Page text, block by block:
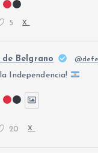
5 X
Belgrano
Independencia!
20 X